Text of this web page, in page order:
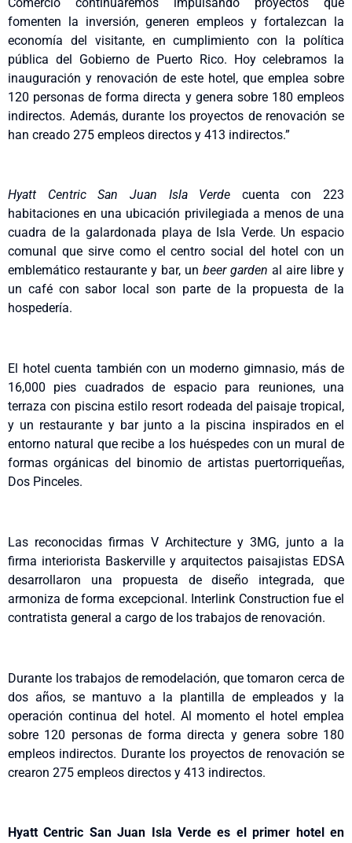
fomenten la inversión, generen empleos y fortalezcan la
economía del visitante, en cumplimiento con la política
pública del Gobierno de Puerto Rico. Hoy celebramos la
inauguración y renovación de este hotel, que emplea sobre
120 personas de forma directa y genera sobre 180 empleos
indirectos. Además, durante los proyectos de renovación se
han creado 275 empleos directos y 413 indirectos.”
Hyatt Centric San Juan Isla Verde cuenta con 223
habitaciones en una ubicación privilegiada a menos de una
cuadra de la galardonada playa de Isla Verde. Un espacio
comunal que sirve como el centro social del hotel con un
emblemático restaurante y bar, un beer garden al aire libre y
un café con sabor local son parte de la propuesta de la
hospedería.
El hotel cuenta también con un moderno gimnasio, más de
16,000 pies cuadrados de espacio para reuniones, una
terraza con piscina estilo resort rodeada del paisaje tropical,
y un restaurante y bar junto a la piscina inspirados en el
entorno natural que recibe a los huéspedes con un mural de
formas orgánicas del binomio de artistas puertorriqueñas,
Dos Pinceles.
Las reconocidas firmas V Architecture y 3MG, junto a la
firma interiorista Baskerville y arquitectos paisajistas EDSA
desarrollaron una propuesta de diseño integrada, que
armoniza de forma excepcional. Interlink Construction fue el
contratista general a cargo de los trabajos de renovación.
Durante los trabajos de remodelación, que tomaron cerca de
dos años, se mantuvo a la plantilla de empleados y la
operación continua del hotel. Al momento el hotel emplea
sobre 120 personas de forma directa y genera sobre 180
empleos indirectos. Durante los proyectos de renovación se
crearon 275 empleos directos y 413 indirectos.
Hyatt Centric San Juan Isla Verde es el primer hotel en